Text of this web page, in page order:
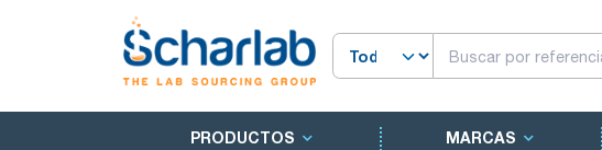
PRODUCTOS MARCAS